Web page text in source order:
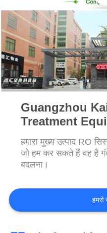
NEWS
साइटमैप
PRIVACY
POLICY
Guangzhou
Treatment
हमारा मुख्य उत्पाद RO
जो हम कर सकते हैं वह है गंदे
बदलना।
हमसे